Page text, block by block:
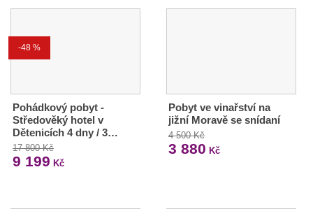
-48 %
Pohádkový pobyt -
Středověký hotel v
Dětenicích 4 dny / 3…
17 800 Kč
9 199 Kč
Pobyt ve vinařství na
jižní Moravě se snídaní
4 500 Kč
3 880 Kč